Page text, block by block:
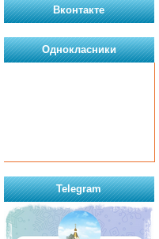
Вконтакте
Однокласники
Telegram